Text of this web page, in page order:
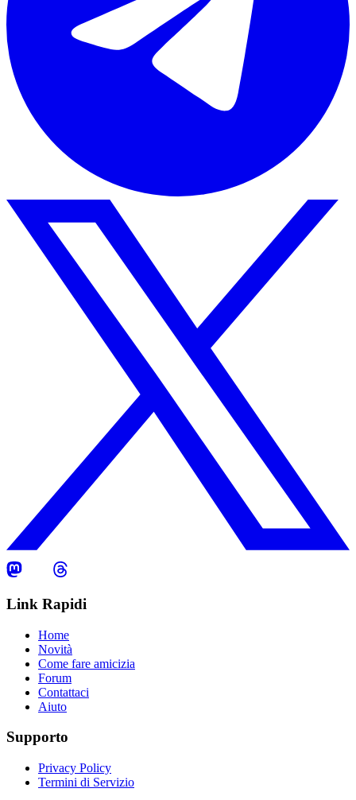
Link Rapidi
Home
Novità
Come fare amicizia
Forum
Contattaci
Aiuto
Supporto
Privacy Policy
Termini di Servizio